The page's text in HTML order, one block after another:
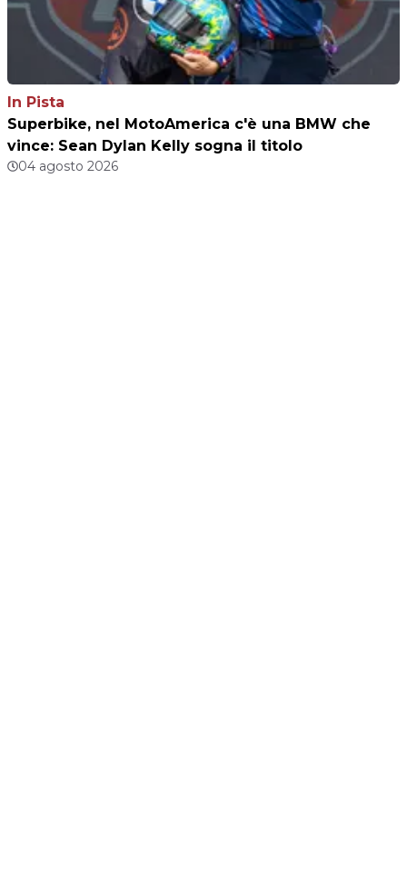
In Pista
Superbike, nel MotoAmerica c'è una BMW che
vince: Sean Dylan Kelly sogna il titolo
04 agosto 2026